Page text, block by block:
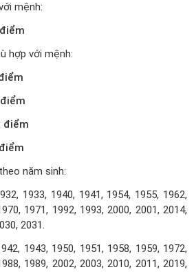
mệnh:
hợp với mệnh:
điểm
năm sinh:
1933, 1940, 1941, 1954, 1955, 1962,
1971, 1992, 1993, 2000, 2001, 2014,
2031.
1943, 1950, 1951, 1958, 1959, 1972,
1989, 2002, 2003, 2010, 2011, 2019,